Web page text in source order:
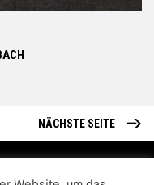
NÄCHSTE SEITE